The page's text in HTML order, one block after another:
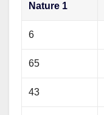
Nature 1
6
65
43